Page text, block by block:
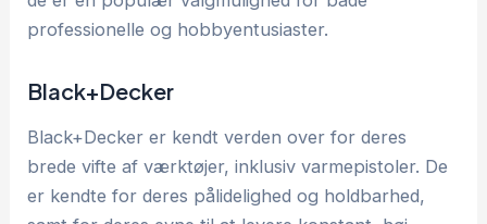
professionelle og hobbyentusiaster.
Black+Decker
Black+Decker er kendt verden over for deres
brede vifte af værktøjer, inklusiv varmepistoler. De
er kendte for deres pålidelighed og holdbarhed,